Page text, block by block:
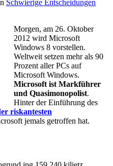
Schwierige Entscheidungen
Morgen, am 26. Oktober
2012 wird Microsoft
Windows 8 vorstellen.
Weltweit setzen mehr als 90
Prozent aller PCs auf
Microsoft Windows.
Microsoft ist Markführer
und Quasimonopo­list.
Hinter der Einführung des
riskantesten
jemals getroffen hat.